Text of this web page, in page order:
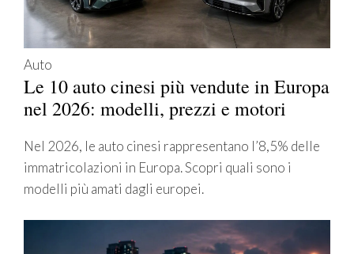
Auto
Le 10 auto cinesi più vendute in Europa
nel 2026: modelli, prezzi e motori
Nel 2026, le auto cinesi rappresentano l’8,5% delle
immatricolazioni in Europa. Scopri quali sono i
modelli più amati dagli europei.